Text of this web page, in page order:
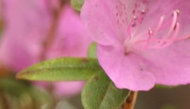
ШКОЛЬНЫХ
ПСИХОЛОГОВ
УЧИТЕЛЕЙ-
ПО
ГРАМОТНОСТИ
ДЛЯ РОДИТЕЛЕЙ
ГОДОВОЙ БУХГАЛТЕРСКИЙ
ОТЧЕТ
ОТЧЕТНОСТЬ В МИНЮСТИЦИИ
ОТЗЫВЫ
МЕТОДИЧЕСКОЕ ПОРТФОЛИО